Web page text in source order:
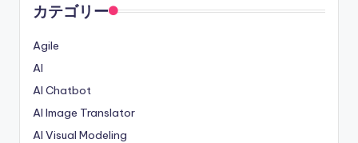
カテゴリー
Agile
AI
AI Chatbot
AI Image Translator
AI Visual Modeling